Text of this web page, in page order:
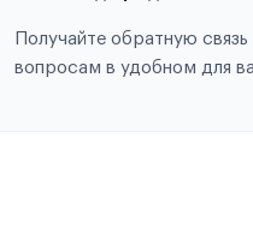
Получайте обратную
вопросам в удобном для